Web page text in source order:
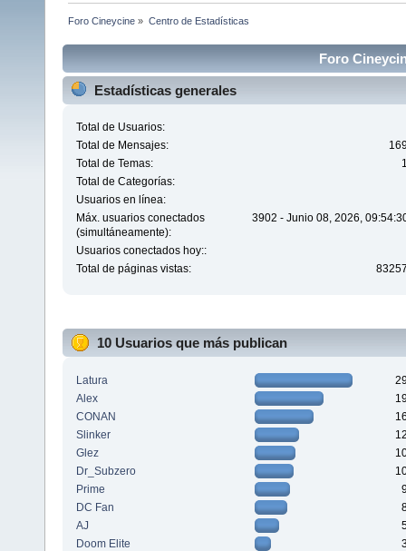
Foro Cineycine » Centro de Estadísticas
Foro
Estadísticas generales
Total de Usuarios:
Total de Mensajes:
Total de Temas:
Total de Categorías:
Usuarios en línea:
Máx. usuarios conectados
(simultáneamente):
3902 - Junio 08, 2026,
Usuarios conectados hoy::
Total de páginas vistas:
10 Usuarios que más publican
Latura
Alex
CONAN
Slinker
Glez
Dr_Subzero
Prime
DC Fan
AJ
Doom Elite